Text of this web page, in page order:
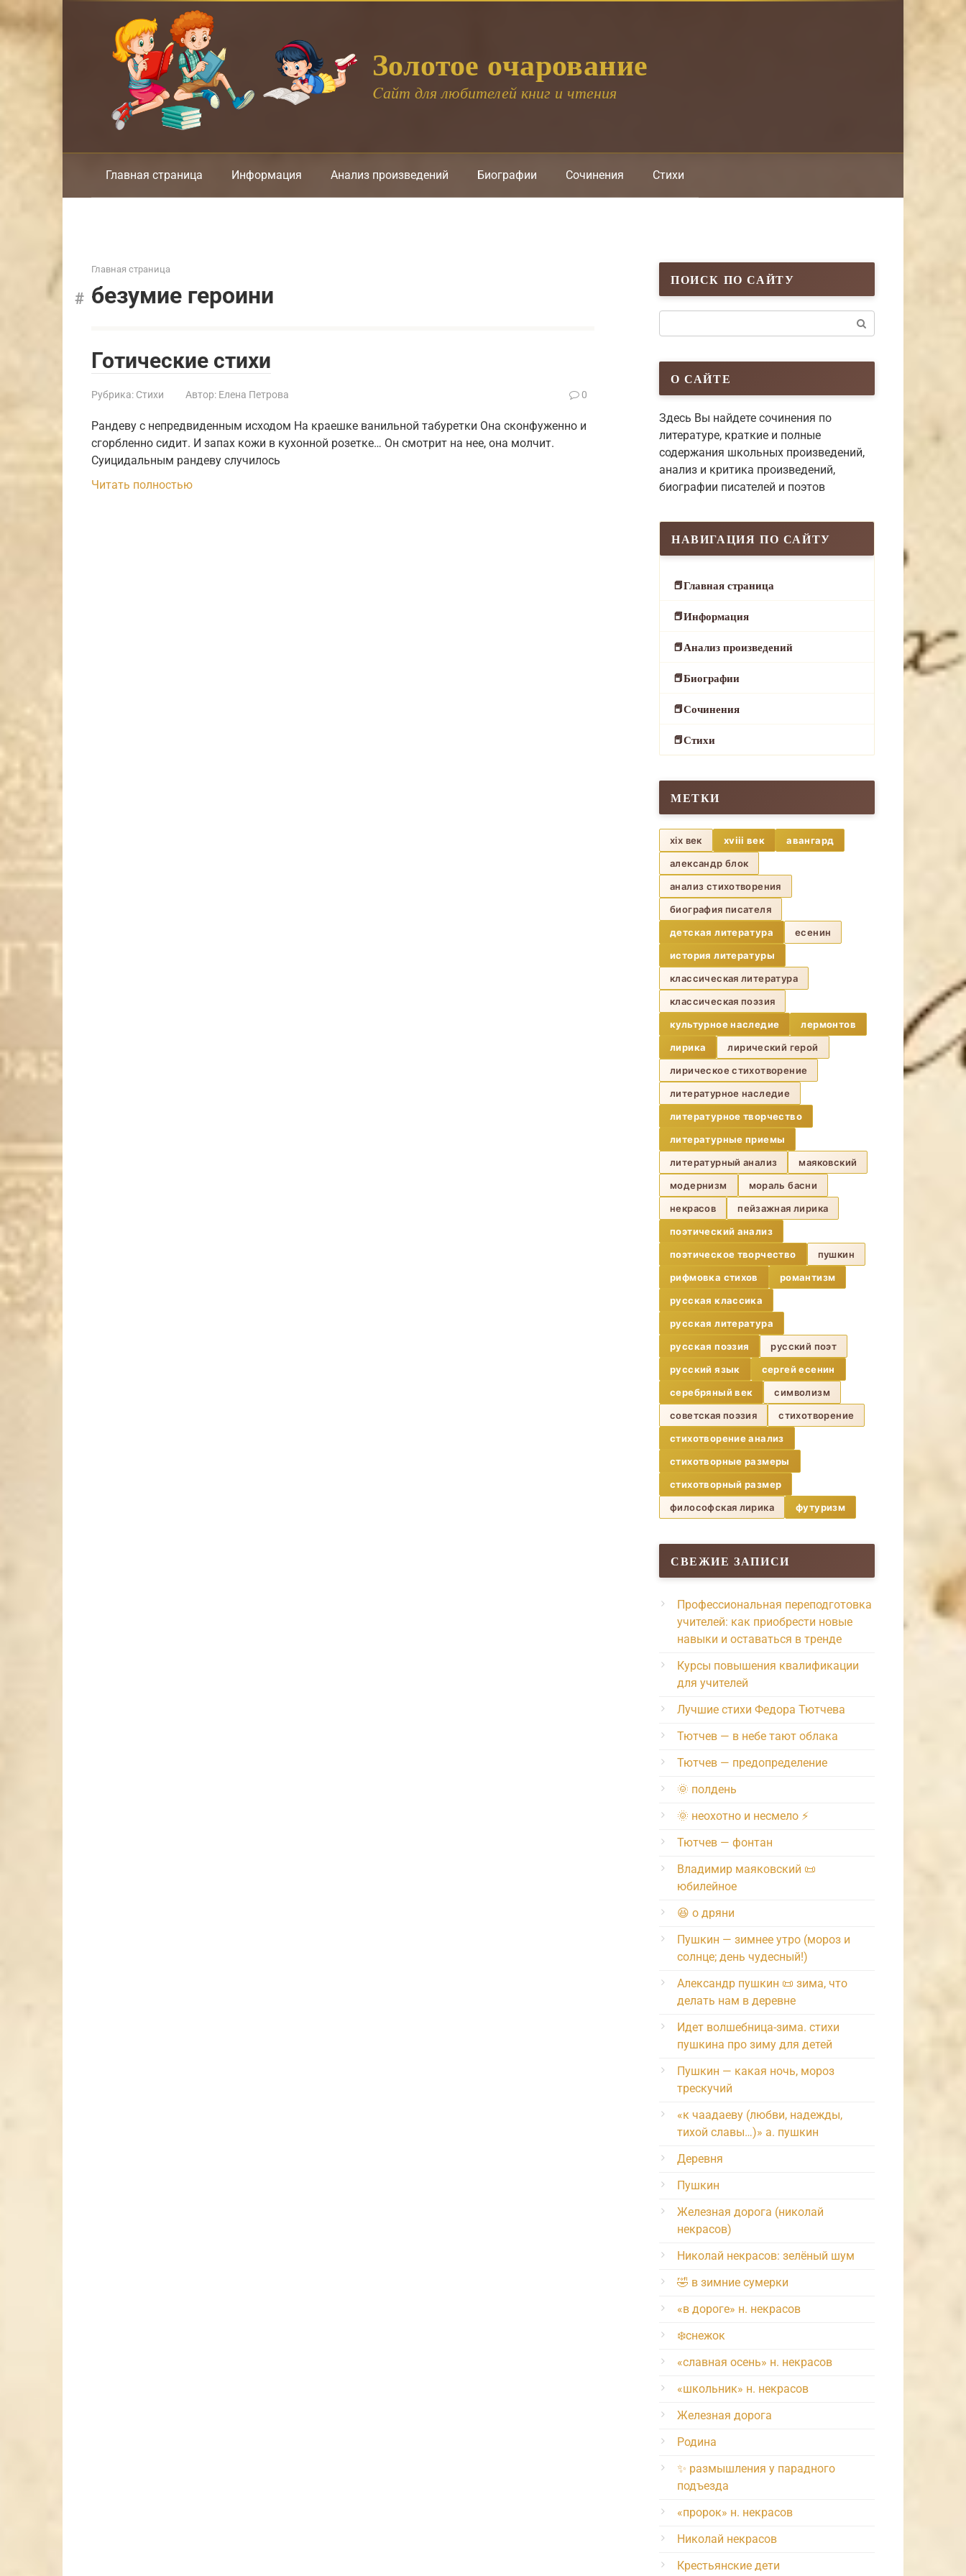
к
Золотое очарование
Cайт для любителей книг и чтения
Главная страница Информация Анализ произведений Биографии Сочинения Стихи
Главная страница
безумие героини
Готические стихи
Рубрика: Стихи Автор: Елена Петрова 0
Рандеву с непредвиденным исходом На краешке ванильной табуретки Она сконфуженно и
сгорбленно сидит. И запах кожи в кухонной розетке… Он смотрит на нее, она молчит.
Суицидальным рандеву случилось
Читать полностью
ПОИСК ПО САЙТУ
О САЙТЕ
Здесь Вы найдете сочинения по
литературе, краткие и полные
содержания школьных произведений,
анализ и критика произведений,
биографии писателей и поэтов
НАВИГАЦИЯ ПО САЙТУ
Главная страница
Информация
Анализ произведений
Биографии
Сочинения
Стихи
МЕТКИ
xix век xviii век
авангард
александр блок
анализ стихотворения
биография писателя
детская литература
есенин
история литературы
классическая литература
классическая поэзия
культурное наследие
лермонтов
лирика
лирический герой
лирическое стихотворение
литературное наследие
литературное творчество
литературные приемы
литературный анализ
маяковский
модернизм
мораль басни
некрасов
пейзажная лирика
поэтический анализ
поэтическое творчество
пушкин
рифмовка стихов
романтизм
русская классика
русская литература
русская поэзия
русский поэт
русский язык
сергей есенин
серебряный век
символизм
советская поэзия
стихотворение
стихотворение анализ
стихотворные размеры
стихотворный размер
философская лирика
футуризм
СВЕЖИЕ ЗАПИСИ
Профессиональная переподготовка
учителей: как приобрести новые
навыки и оставаться в тренде
Курсы повышения квалификации
для учителей
Лучшие стихи Федора Тютчева
Тютчев — в небе тают облака
Тютчев — предопределение
🌞 полдень
🌞 неохотно и несмело ⚡️
Тютчев — фонтан
Владимир маяковский 📜
юбилейное
😆 о дряни
Пушкин — зимнее утро (мороз и
солнце; день чудесный!)
Александр пушкин 📜 зима, что
делать нам в деревне
Идет волшебница-зима. стихи
пушкина про зиму для детей
Пушкин — какая ночь, мороз
трескучий
«к чаадаеву (любви, надежды,
тихой славы…)» а. пушкин
Деревня
Пушкин
Железная дорога (николай
некрасов)
Николай некрасов: зелёный шум
🤣 в зимние сумерки
«в дороге» н. некрасов
❄️снежок
«славная осень» н. некрасов
«школьник» н. некрасов
Железная дорога
Родина
✨ размышления у парадного
подъезда
«пророк» н. некрасов
Николай некрасов
Крестьянские дети